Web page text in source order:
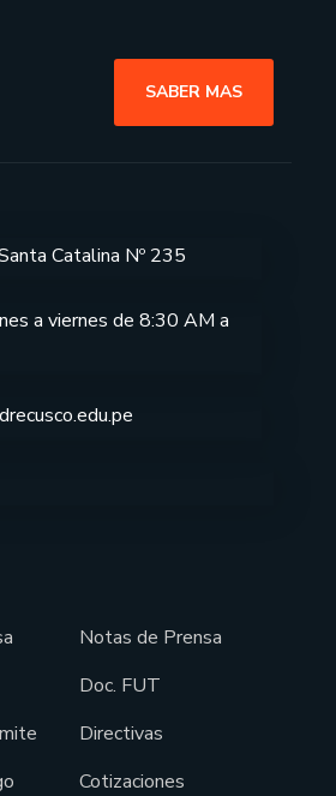
SABER MAS
Catalina Nº 235
a viernes de 8:30 AM a
Notas de Prensa
Doc. FUT
Directivas
Cotizaciones